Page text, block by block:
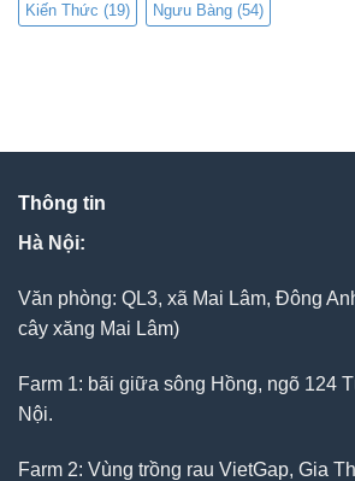
Kiến Thức (19) Ngưu Bàng (54)
Thông tin
Hà Nội:
Văn phòng: QL3, xã Mai Lâm, Đông
cây xăng Mai Lâm)
Farm 1: bãi giữa sông Hồng, ngõ 124
Nội.
Farm 2: Vùng trồng rau VietGap, Gia